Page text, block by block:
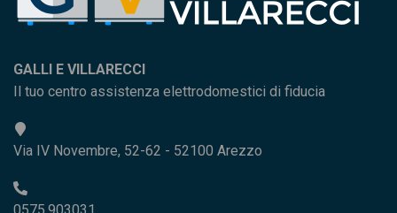
GALLI E VILLARECCI
Il tuo centro assistenza elettrodomestici di fiducia
Via IV Novembre, 52-62 - 52100 Arezzo
0575.903031